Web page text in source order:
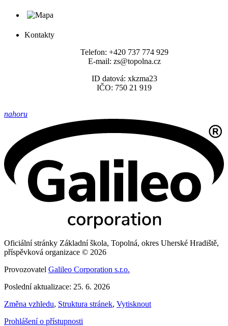
Kontakty
Telefon: +420 737 774 929
E-mail: zs@topolna.cz
ID datová: xkzma23
IČO: 750 21 919
nahoru
Oficiální stránky Základní škola, Topolná, okres Uherské Hradiště,
příspěvková organizace © 2026
Provozovatel Galileo Corporation s.r.o.
Poslední aktualizace: 25. 6. 2026
Změna vzhledu, Struktura stránek, Vytisknout
Prohlášení o přístupnosti